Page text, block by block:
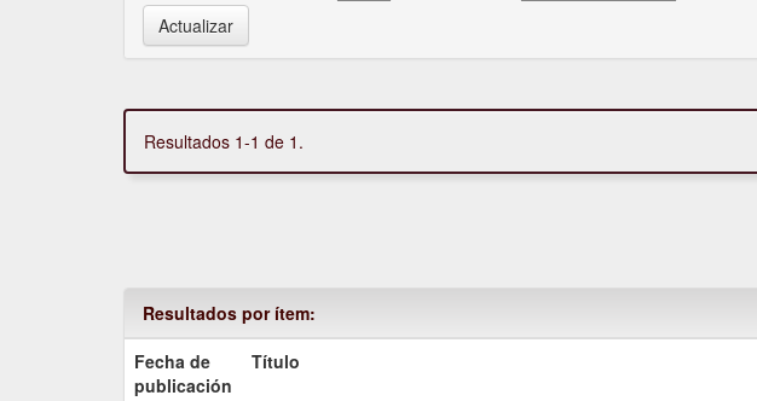
Resultados 1-1 de 1.
Resultados por ítem:
Fecha de
publicación
Título